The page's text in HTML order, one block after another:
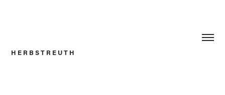
H E R B S T R E U T H